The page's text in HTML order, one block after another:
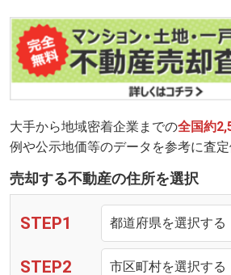
大手から地域密着企業までの全国約
例や公示地価等のデータを参考に査定
売却する不動産の住所を選択
STEP1
STEP2